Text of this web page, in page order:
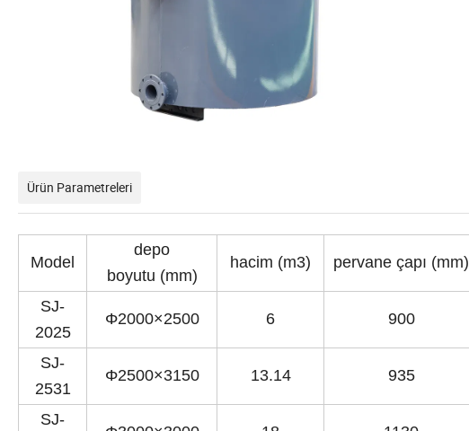
Ürün Parametreleri
Model
depo
boyutu (mm)
hacim (m3) pervane çapı (mm)
SJ-
2025
Φ2000×2500 6 900
SJ-
2531
Φ2500×3150 13.14 935
SJ-